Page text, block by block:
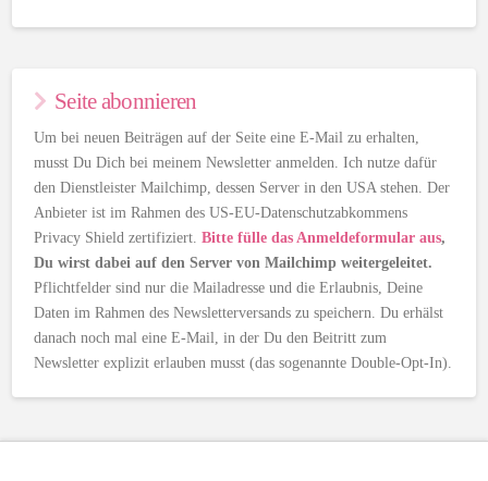
Seite abonnieren
Um bei neuen Beiträgen auf der Seite eine E-Mail zu erhalten,
musst Du Dich bei meinem Newsletter anmelden. Ich nutze dafür
den Dienstleister Mailchimp, dessen Server in den USA stehen. Der
Anbieter ist im Rahmen des US-EU-Datenschutzabkommens
Privacy Shield zertifiziert.Bitte fülle das Anmeldeformular aus,
Du wirst dabei auf den Server von Mailchimp weitergeleitet.
Pflichtfelder sind nur die Mailadresse und die Erlaubnis, Deine
Daten im Rahmen des Newsletterversands zu speichern. Du erhälst
danach noch mal eine E-Mail, in der Du den Beitritt zum
Newsletter explizit erlauben musst (das sogenannte Double-Opt-In).